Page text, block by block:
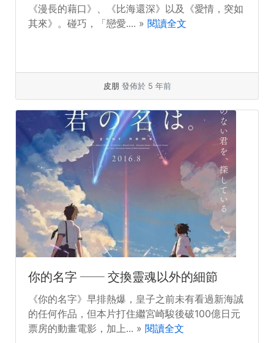
《漫長的藉口》、《比海還深》以及《愛情，突如
其來》。碰巧，「戀愛.... » 閱讀全文
皮朋 發佈於 5 年前
你的名字 ── 交換靈魂以外的細節
《你的名字》早排熱爆，皇子之前未有看過新海誠
的任何作品，但本片打住繼宮崎駿後破100億日元
票房的動畫電影，加上... » 閱讀全文